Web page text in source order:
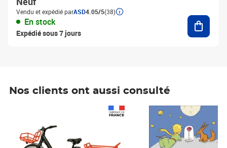
Vendu et expédié parASD4.05/5(38)
En stock
Expédié sous 7 jours
Nos clients ont aussi consulté
Prix 7,50€